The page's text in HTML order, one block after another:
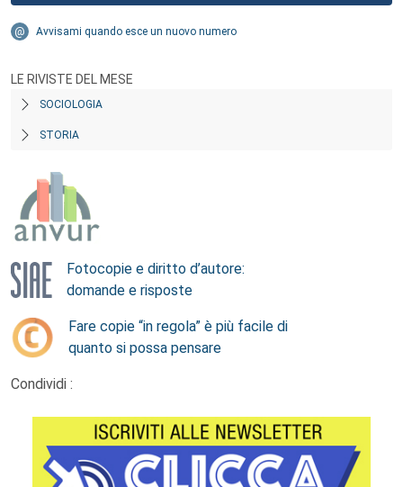
Avvisami quando esce un nuovo numero
LE RIVISTE DEL MESE
SOCIOLOGIA
STORIA
Fotocopie e diritto d’autore:
domande e risposte
Fare copie “in regola” è più facile di
quanto si possa pensare
Condividi :